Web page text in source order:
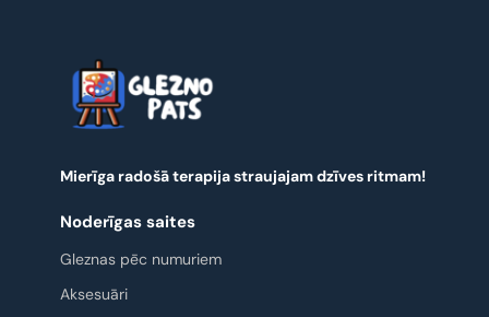
Mierīga radošā terapija straujajam dzīves ritmam!
Noderīgas saites
Gleznas pēc numuriem
Aksesuāri